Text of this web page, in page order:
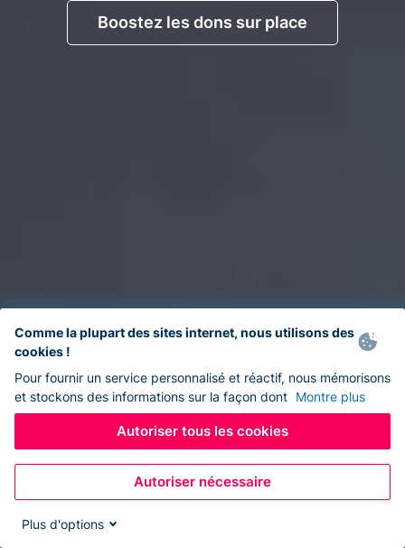
Boostez les dons sur place
Comme la plupart des sites internet, nous utilisons des
cookies !
Pour fournir un service personnalisé et réactif, nous mémorisons
et stockons des informations sur la façon dont Montre plus
Autoriser tous les cookies
Autoriser nécessaire
Plus d'options